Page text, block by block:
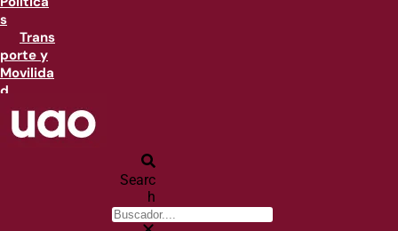
s
Trans
porte y
Movilida
d
Searc
h